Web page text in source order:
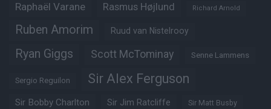
Raphaël Varane Rasmus Højlund Richard Arnold
Ruben Amorim Ruud van Nistelrooy
Ryan Giggs Scott McTominay Senne Lammens
Sergio Reguilon Sir Alex Ferguson
Sir Bobby Charlton Sir Jim Ratcliffe Sir Matt Busby